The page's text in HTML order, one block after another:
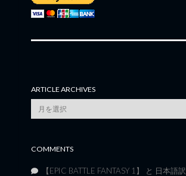
ARTICLE ARCHIVES
Article
Archives
COMMENTS
【EPIC BATTLE FANTASY 1】 と 日本語訳